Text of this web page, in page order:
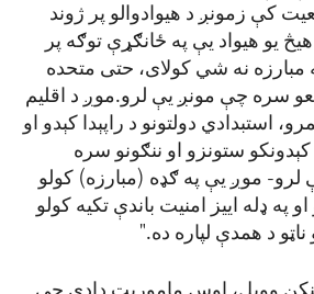
کې زمونږ د هیوادوالو پر ژوند
یو هیواد یې په ځانګړې توګه پر
مبارزه نه شي کولای، حتی متحده
سره چې مونږ یې لرو.موږ د اقلیم
استبدادي‌ دولتونو د راپېدا کېدو او
ستونزو او ننګونو سره
موږ یې په ګډه (مبارزه) کولو
په ډله اییز امنیت باندې تکیه کولو
د همدې لپاره ده."